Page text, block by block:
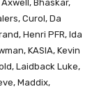
Bhaskar,
Curol, Da
Henri PFR, Ida
KASIA, Kevin
Laidback Luke,
Maddix,